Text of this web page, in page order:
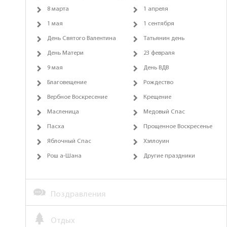
8 марта 1 апреля
1 мая 1 сентября
День Святого Валентина Татьянин день
День Матери 23 февраля
9 мая День ВДВ
Благовещение Рождество
Вербное Воскресение Крещение
Масленица Медовый Спас
Пасха Прощенное Воскресенье
Яблочный Спас Хэллоуин
Рош а-Шана Другие праздники
Поздравления
Отдых